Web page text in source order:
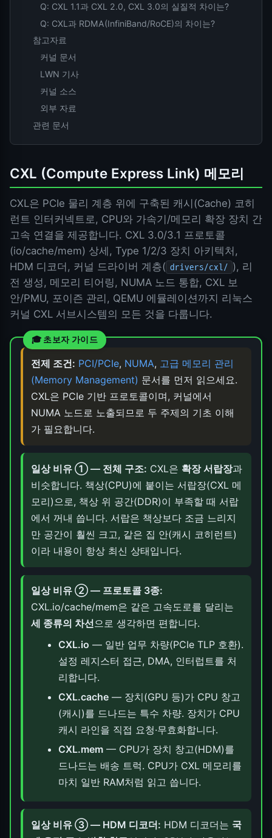
Q: CXL 1.1과 CXL 2.0, CXL 3.0의 실질적 차이는?
Q: CXL과 RDMA(InfiniBand/RoCE)의 차이는?
참고자료
커널 문서
LWN 기사
커널 소스
외부 자료
관련 문서
CXL (Compute Express Link) 메모리
CXL은 PCIe 물리 계층 위에 구축된 캐시(Cache) 코히
런트 인터커넥트로, CPU와 가속기/메모리 확장 장치 간
고속 연결을 제공합니다. CXL 3.0/3.1 프로토콜
(io/cache/mem) 상세, Type 1/2/3 장치 아키텍처,
HDM 디코더, 커널 드라이버 계층( drivers/cxl/ ), 리
전 생성, 메모리 티어링, NUMA 노드 통합, CXL 보
안/PMU, 포이즌 관리, QEMU 에뮬레이션까지 리눅스
커널 CXL 서브시스템의 모든 것을 다룹니다.
전제 조건: PCI/PCIe, NUMA, 고급 메모리 관리
(Memory Management) 문서를 먼저 읽으세요.
CXL은 PCIe 기반 프로토콜이며, 커널에서
NUMA 노드로 노출되므로 두 주제의 기초 이해
가 필요합니다.
일상 비유 ① — 전체 구조: CXL은 확장 서랍장과
비슷합니다. 책상(CPU)에 붙이는 서랍장(CXL 메
모리)으로, 책상 위 공간(DDR)이 부족할 때 서랍
에서 꺼내 씁니다. 서랍은 책상보다 조금 느리지
만 공간이 훨씬 크고, 같은 집 안(캐시 코히런트)
이라 내용이 항상 최신 상태입니다.
일상 비유 ② — 프로토콜 3종:
CXL.io/cache/mem은 같은 고속도로를 달리는
세 종류의 차선으로 생각하면 편합니다.
CXL.io — 일반 업무 차량(PCIe TLP 호환).
설정 레지스터 접근, DMA, 인터럽트를 처
리합니다.
CXL.cache— 장치(GPU 등)가 CPU 창고
(캐시)를 드나드는 특수 차량. 장치가 CPU
캐시 라인을 직접 요청·무효화합니다.
CXL.mem— CPU가 장치 창고(HDM)를
드나드는 배송 트럭. CPU가 CXL 메모리를
마치 일반 RAM처럼 읽고 씁니다.
일상 비유 ③ — HDM 디코더: HDM 디코더는 국